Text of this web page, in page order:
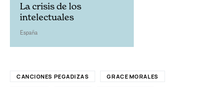
La crisis de los
intelectuales
España
CANCIONES PEGADIZAS GRACE MORALES